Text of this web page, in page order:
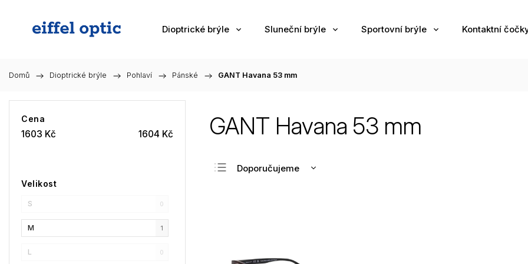
Dioptrické brýle Sluneční brýle Sportovní brýle Kontaktní
Domů / Dioptrické brýle / Pohlaví / Pánské / GANT Havana 53 mm
Cena
1603 Kč 1604 Kč
Velikost
S 0
M 1
L 0
GANT Havana 53 mm
Doporučujeme